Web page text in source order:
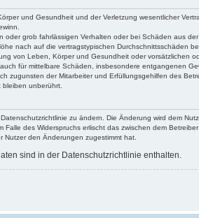
und Gesundheit und der Verletzung wesentlicher
grob fahrlässigen Verhalten oder bei Schäden aus
nach auf die vertragstypischen Durchschnittsschäden
von Leben, Körper und Gesundheit oder
für mittelbare Schäden, insbesondere entgangenen
zugunsten der Mitarbeiter und Erfüllungsgehilfen des
unberührt.
zu ändern. Die Änderung wird dem
des Widerspruchs erlischt das zwischen dem
den Änderungen zugestimmt hat.
sind in der Datenschutzrichtlinie enthalten.